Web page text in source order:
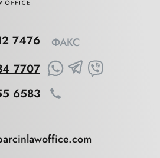
7476 ФАКС
7707
6583